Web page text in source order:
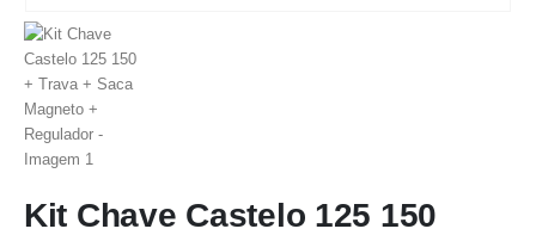
Kit Chave Castelo 125 150